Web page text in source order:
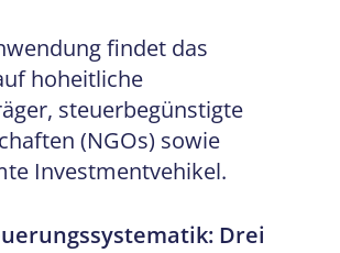
findet das
hoheitliche
steuerbegünstigte
(NGOs) sowie
Investmentvehikel.
Drei